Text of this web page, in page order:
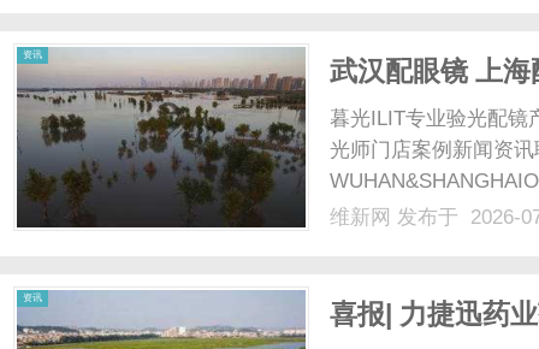
资讯
武汉配眼镜 上海
暮光ILIT专业验光配镜
光师门店案例新闻资
配镜的写字楼眼镜店
维新网 发布于 2026-
资讯
喜报| 力捷迅药